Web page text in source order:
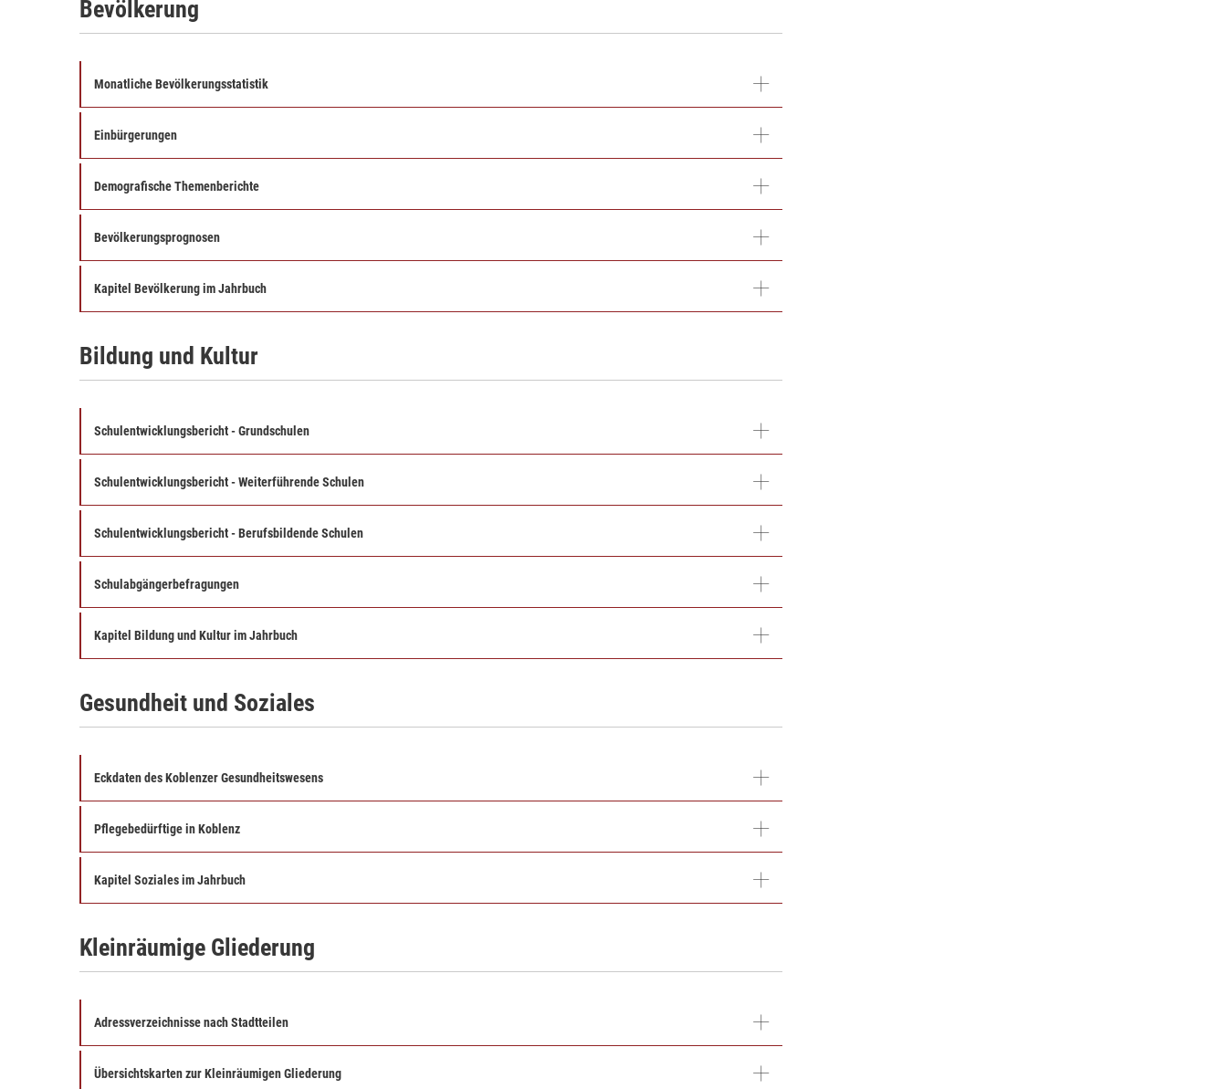
Bevölkerung
Monatliche Bevölkerungsstatistik
Einbürgerungen
Demografische Themenberichte
Bevölkerungsprognosen
Kapitel Bevölkerung im Jahrbuch
Bildung und Kultur
Schulentwicklungsbericht - Grundschulen
Schulentwicklungsbericht - Weiterführende Schulen
Schulentwicklungsbericht - Berufsbildende Schulen
Schulabgängerbefragungen
Kapitel Bildung und Kultur im Jahrbuch
Gesundheit und Soziales
Eckdaten des Koblenzer Gesundheitswesens
Pflegebedürftige in Koblenz
Kapitel Soziales im Jahrbuch
Kleinräumige Gliederung
Adressverzeichnisse nach Stadtteilen
Übersichtskarten zur Kleinräumigen Gliederung